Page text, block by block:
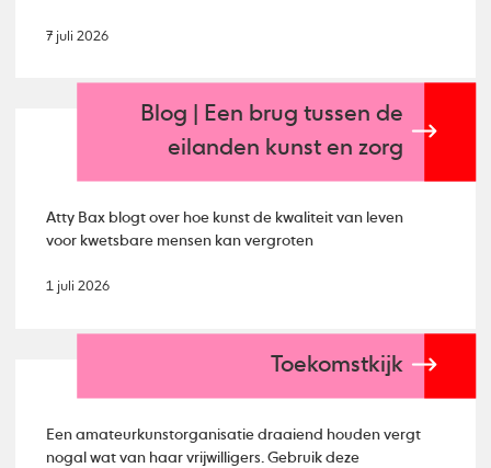
7 juli 2026
Blog | Een brug tussen de
eilanden kunst en zorg
Atty Bax blogt over hoe kunst de kwaliteit van leven
voor kwetsbare mensen kan vergroten
1 juli 2026
Toekomstkijk
Een amateurkunstorganisatie draaiend houden vergt
nogal wat van haar vrijwilligers. Gebruik deze